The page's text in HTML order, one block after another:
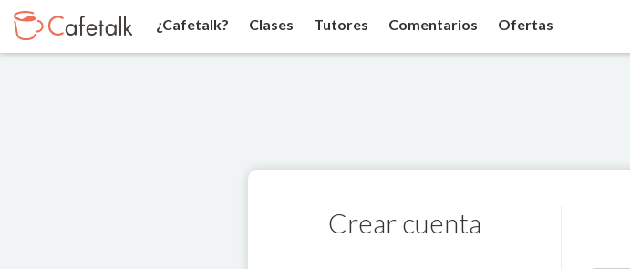
¿Cafetalk? Clases Tutores Comentarios Ofertas
Crear cuenta